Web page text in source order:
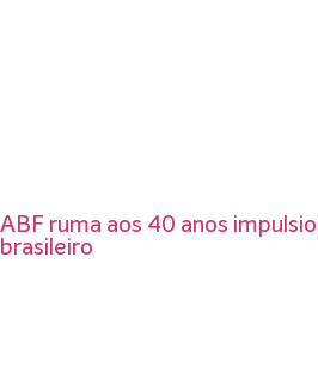
ABF ruma aos 40 anos
brasileiro